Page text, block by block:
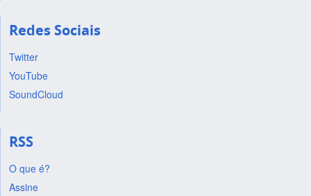
Redes Sociais
Twitter
YouTube
SoundCloud
RSS
O que é?
Assine